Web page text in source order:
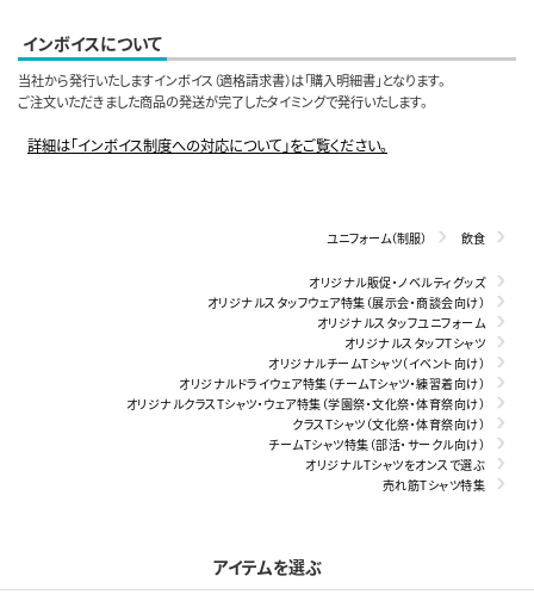
インボイスについて
当社から発行いたしますインボイス（適格請求書）は「購入明細書」となります。
ご注文いただきました商品の発送が完了したタイミングで発行いたします。
詳細は「インボイス制度への対応について」をご覧ください。
ユニフォーム（制服） 飲食
オリジナル販促・ノベルティグッズ
オリジナルスタッフウェア特集（展示会・商談会向け）
オリジナルスタッフユニフォーム
オリジナルスタッフTシャツ
オリジナルチームTシャツ（イベント向け）
オリジナルドライウェア特集（チームTシャツ・練習着向け）
オリジナルクラスTシャツ・ウェア特集（学園祭・文化祭・体育祭向け）
クラスTシャツ（文化祭・体育祭向け）
チームTシャツ特集（部活・サークル向け）
オリジナルTシャツをオンスで選ぶ
売れ筋Tシャツ特集
アイテムを選ぶ